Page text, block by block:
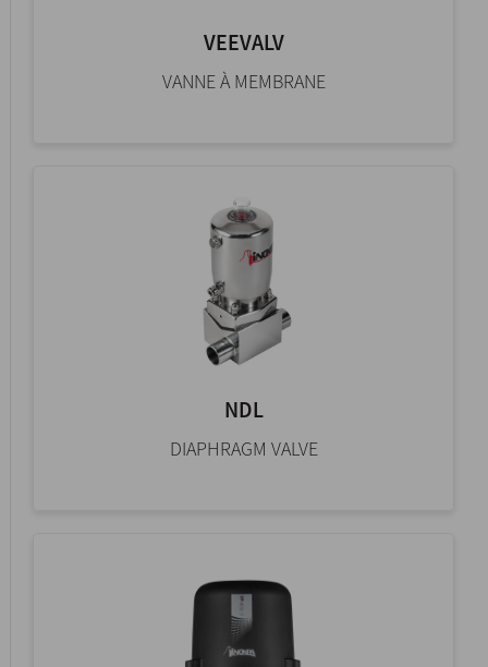
VEEVALV
VANNE À MEMBRANE
NDL
DIAPHRAGM VALVE